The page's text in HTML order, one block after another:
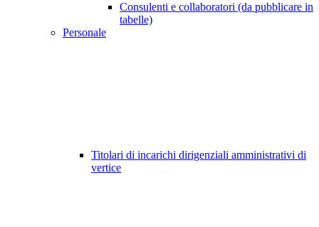
Consulenti e collaboratori (da pubblicare in
tabelle)
Personale
Titolari di incarichi dirigenziali amministrativi di
vertice